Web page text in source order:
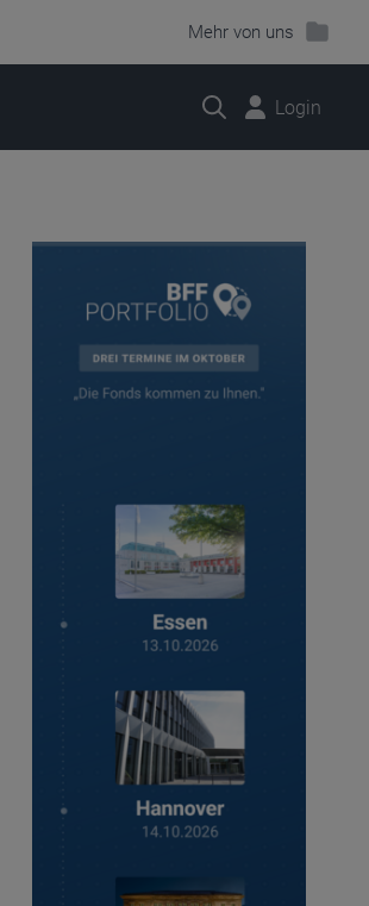
Mehr von uns
Suche Login